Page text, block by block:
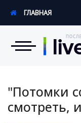
Экономика
ГЛАВНАЯ
"Потомки
смотреть,